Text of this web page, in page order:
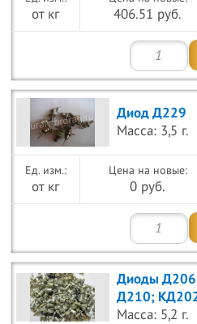
от кг 406.51 руб.
Диод Д229
Масса: 3,5 г.
от кг
Цена на новые:
0 руб.
Диоды
Д210;
Масса: 5,2 г.